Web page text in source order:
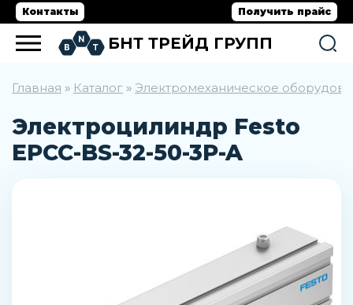
Контакты Получить прайс
БНТ ТРЕЙД ГРУПП
Главная » Каталог » Электромеханическое
Электроцилиндр Festo
EPCC-BS-32-50-3P-A